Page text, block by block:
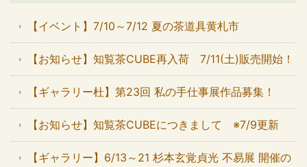
【イベント】7/10～7/12 夏の茶道具黄札市
【お知らせ】知覧茶CUBE再入荷 7/11(土)販売開始！
【ギャラリー杜】第23回 私の手仕事展作品募集！
【お知らせ】知覧茶CUBEにつきまして ※7/9更新
【ギャラリー】6/13～21 杉本玄覚貞光 不易展 開催の